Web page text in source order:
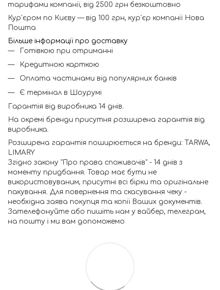
тарифами компанії, від 2500 грн безкоштовно
Кур'єром по Києву — від 100 грн, кур'єр компанії Нова
Пошта
Більше інформації про доставку
Готівкою при отриманні
Кредитною карткою
Оплата частинами від популярних банків
Є термінал в Шоурумі
Гарантія від виробника 14 днів.
На окремі бренди присутня розширена гарантія від
виробника.
Розширена гарантія поширюється на бренди: TARWA,
LIMARY
Згідно закону "Про права споживачів" - 14 днів з
моменту придбання. Товар має бути не
використовуваним, присутні всі бірки та оригінальне
пакування. Для повернення та скасування чеку -
необхідна заява покупця та копії Ваших документів.
Зателефонуйте або пишіть нам у вайбер, телеграм,
на пошту і ми вам допоможемо